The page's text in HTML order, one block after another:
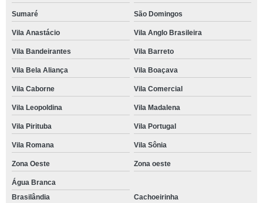
Sumaré São Domingos
Vila Anastácio Vila Anglo Brasileira
Vila Bandeirantes Vila Barreto
Vila Bela Aliança Vila Boaçava
Vila Caborne Vila Comercial
Vila Leopoldina Vila Madalena
Vila Pirituba Vila Portugal
Vila Romana Vila Sônia
Zona Oeste Zona oeste
Água Branca
Brasilândia
Cachoeirinha